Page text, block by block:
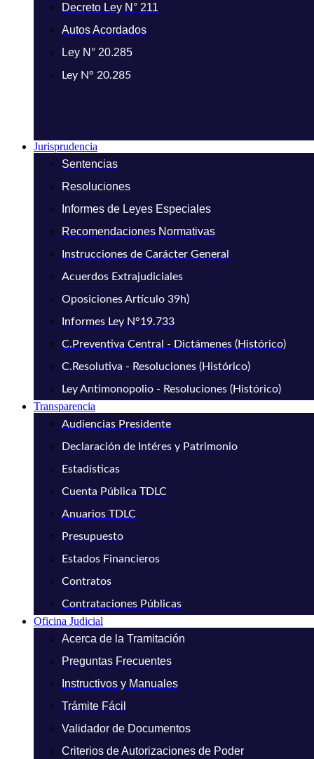
Decreto Ley N° 211
Autos Acordados
Ley N° 20.285
Ley N° 20.285
Jurisprudencia
Sentencias
Resoluciones
Informes de Leyes Especiales
Recomendaciones Normativas
Instrucciones de Carácter General
Acuerdos Extrajudiciales
Oposiciones Artículo 39h)
Informes Ley N°19.733
C.Preventiva Central - Dictámenes (Histórico)
C.Resolutiva - Resoluciones (Histórico)
Ley Antimonopolio - Resoluciones (Histórico)
Transparencia
Audiencias Presidente
Declaración de Intéres y Patrimonio
Estadísticas
Cuenta Pública TDLC
Anuarios TDLC
Presupuesto
Estados Financieros
Contratos
Contrataciones Públicas
Oficina Judicial
Acerca de la Tramitación
Preguntas Frecuentes
Instructivos y Manuales
Trámite Fácil
Validador de Documentos
Criterios de Autorizaciones de Poder